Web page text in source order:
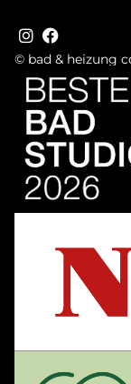
© bad & heizung